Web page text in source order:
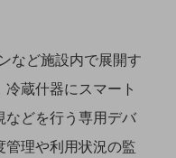
など施設内で展開す
蔵什器にスマート
などを行う専用デバ
理や利用状況の監